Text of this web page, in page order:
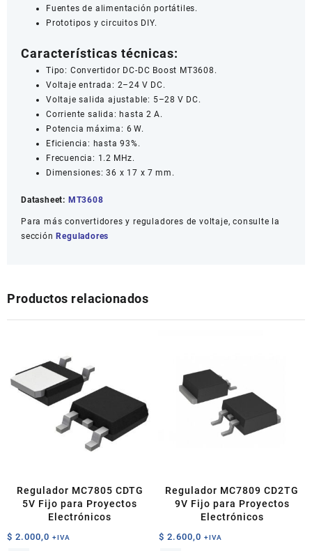
Fuentes de alimentación portátiles.
Prototipos y circuitos DIY.
Características técnicas:
Tipo: Convertidor DC-DC Boost MT3608.
Voltaje entrada: 2–24 V DC.
Voltaje salida ajustable: 5–28 V DC.
Corriente salida: hasta 2 A.
Potencia máxima: 6 W.
Eficiencia: hasta 93%.
Frecuencia: 1.2 MHz.
Dimensiones: 36 x 17 x 7 mm.
Datasheet: MT3608
Para más convertidores y reguladores de voltaje, consulte la
secciónReguladores
Productos relacionados
Regulador MC7805 CDTG
5V Fijo para Proyectos
Electrónicos
$ 2.000,0 +IVA
Regulador MC7809 CD2TG
9V Fijo para Proyectos
Electrónicos
$ 2.600,0 +IVA